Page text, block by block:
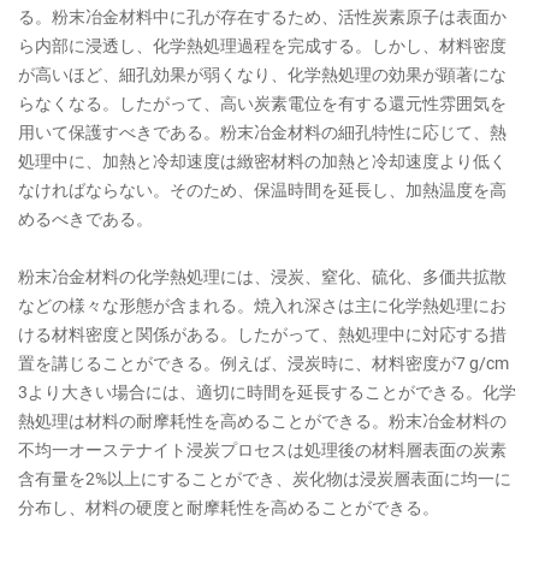
る。粉末冶金材料中に孔が存在するため、活性炭素原子は表面か
ら内部に浸透し、化学熱処理過程を完成する。しかし、材料密度
が高いほど、細孔効果が弱くなり、化学熱処理の効果が顕著にな
らなくなる。したがって、高い炭素電位を有する還元性雰囲気を
用いて保護すべきである。粉末冶金材料の細孔特性に応じて、熱
処理中に、加熱と冷却速度は緻密材料の加熱と冷却速度より低く
なければならない。そのため、保温時間を延長し、加熱温度を高
めるべきである。
粉末冶金材料の化学熱処理には、浸炭、窒化、硫化、多価共拡散
などの様々な形態が含まれる。焼入れ深さは主に化学熱処理にお
ける材料密度と関係がある。したがって、熱処理中に対応する措
置を講じることができる。例えば、浸炭時に、材料密度が7 g/cm
3より大きい場合には、適切に時間を延長することができる。化学
熱処理は材料の耐摩耗性を高めることができる。粉末冶金材料の
不均一オーステナイト浸炭プロセスは処理後の材料層表面の炭素
含有量を2%以上にすることができ、炭化物は浸炭層表面に均一に
分布し、材料の硬度と耐摩耗性を高めることができる。